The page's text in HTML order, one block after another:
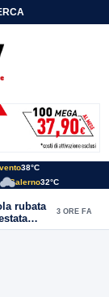
38°C
Salerno32°C
rubata
3 ORE FA